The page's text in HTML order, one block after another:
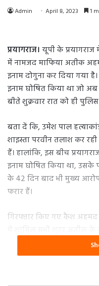
Admin April 8, 2023 1
प्रयागराज। यूपी के
में नामजद माफिया अतीक
इनाम दोगुना कर दिया गया
इनाम घोषित किया था जो
बीते शुक्रवार रात को ही
बता दें कि, उमेश पाल
शाइस्ता परवीन तलाश कर
हैं। हालांकि, इस बीच
इनाम घोषित किया था, उसके
के 42 दिन बाद भी मुख्य
फरार हैं।
गिरफ्तार किए गए कैश अहमद
भरोसेमंद थे। अब शूटरों को
शुरू की है। शाइस्ता परवीन